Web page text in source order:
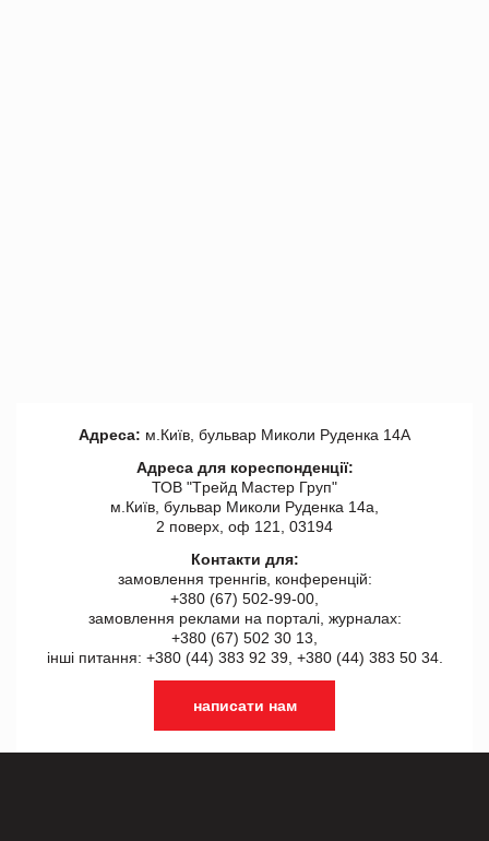
Адреса: м.Київ, бульвар Миколи Руденка 14А
Адреса для кореспонденції:
ТОВ "Tрейд Мастер Груп"
м.Київ, бульвар Миколи Руденка 14а,
2 поверх, оф 121, 03194
Контакти для:
замовлення треннгів, конференцій:
+380 (67) 502-99-00,
замовлення реклами на порталі, журналах:
+380 (67) 502 30 13,
інші питання: +380 (44) 383 92 39, +380 (44) 383 50 34.
написати нам